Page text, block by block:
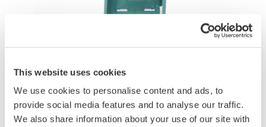
This website uses cookies
We use cookies to personalise content and ads, to
provide social media features and to analyse our traffic.
We also share information about your use of our site with